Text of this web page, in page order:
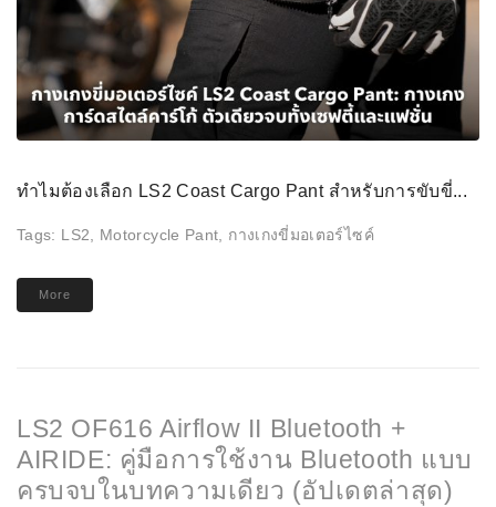
ทำไมต้องเลือก LS2 Coast Cargo Pant สำหรับการขับขี่...
Tags: LS2, Motorcycle Pant, กางเกงขี่มอเตอร์ไซค์
More
LS2 OF616 Airflow II Bluetooth +
AIRIDE: คู่มือการใช้งาน Bluetooth แบบ
ครบจบในบทความเดียว (อัปเดตล่าสุด)